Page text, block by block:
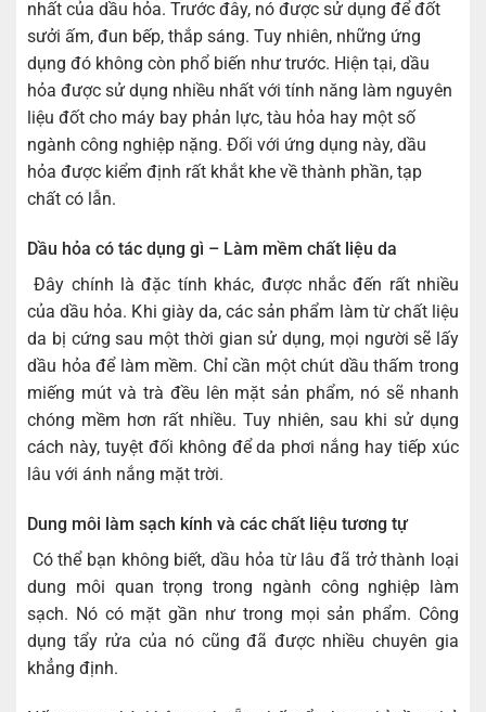
nhất của dầu hỏa. Trước đây, nó được sử dụng để đốt
sưởi ấm, đun bếp, thắp sáng. Tuy nhiên, những ứng
dụng đó không còn phổ biến như trước. Hiện tại, dầu
hỏa được sử dụng nhiều nhất với tính năng làm nguyên
liệu đốt cho máy bay phản lực, tàu hỏa hay một số
ngành công nghiệp nặng. Đối với ứng dụng này, dầu
hỏa được kiểm định rất khắt khe về thành phần, tạp
chất có lẫn.
Dầu hỏa có tác dụng gì – Làm mềm chất liệu da
Đây chính là đặc tính khác, được nhắc đến rất nhiều
của dầu hỏa. Khi giày da, các sản phẩm làm từ chất liệu
da bị cứng sau một thời gian sử dụng, mọi người sẽ lấy
dầu hỏa để làm mềm. Chỉ cần một chút dầu thấm trong
miếng mút và trà đều lên mặt sản phẩm, nó sẽ nhanh
chóng mềm hơn rất nhiều. Tuy nhiên, sau khi sử dụng
cách này, tuyệt đối không để da phơi nắng hay tiếp xúc
lâu với ánh nắng mặt trời.
Dung môi làm sạch kính và các chất liệu tương tự
Có thể bạn không biết, dầu hỏa từ lâu đã trở thành loại
dung môi quan trọng trong ngành công nghiệp làm
sạch. Nó có mặt gần như trong mọi sản phẩm. Công
dụng tẩy rửa của nó cũng đã được nhiều chuyên gia
khẳng định.